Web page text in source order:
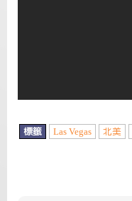
標籤 Las Vegas 北美